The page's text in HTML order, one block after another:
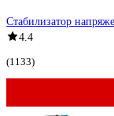
Стабилизатор
4.4
(1133)